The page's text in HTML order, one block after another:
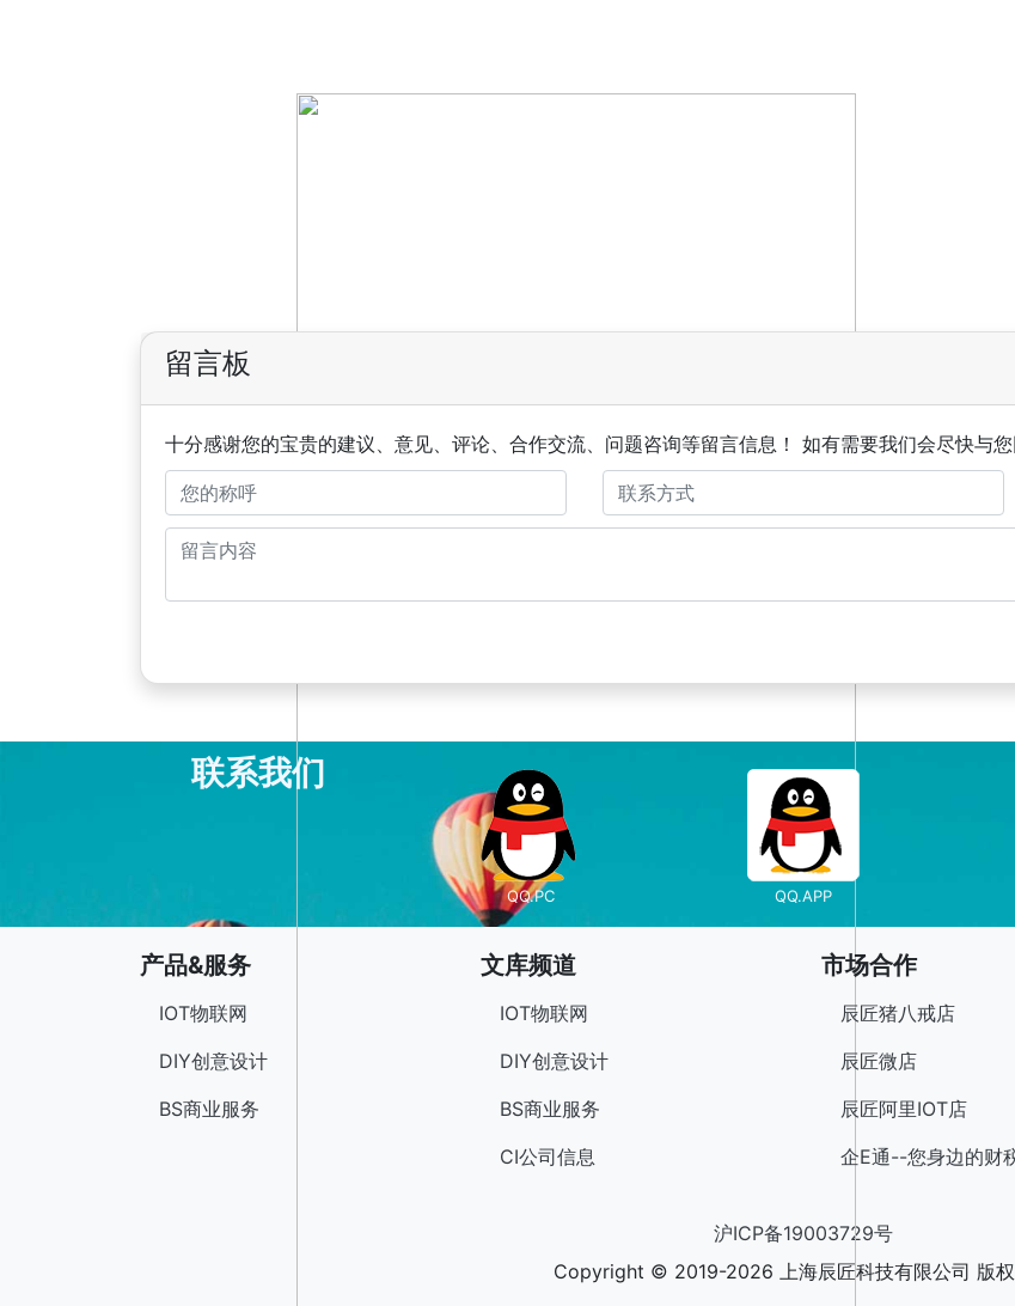
留言板
十分感谢您的宝贵的建议、意见、评论、合作交流、问题咨询等留言信息！ 如有需要我们会尽快与您
联系我们
QQ.PC QQ.APP
产品&服务
IOT物联网
DIY创意设计
BS商业服务
文库频道
IOT物联网
DIY创意设计
BS商业服务
CI公司信息
市场合作
辰匠猪八戒店
辰匠微店
辰匠阿里IOT店
企E通--您身边的财
沪ICP备19003729号
Copyright © 2019-2026 上海辰匠科技有限公司 版